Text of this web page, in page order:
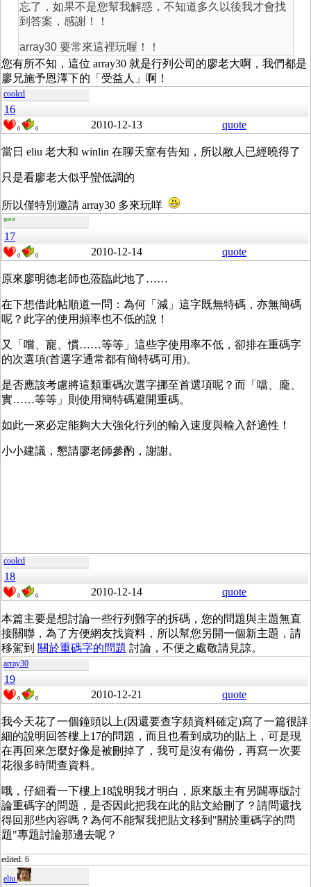
忘了，如果不是您幫我解惑，不知道多久以後我才會找
到答案，感謝！！
array30 要常來這裡玩喔！！
您有所不知，這位 array30 就是行列公司的廖老大啊，我們都是
廖兄施予恩澤下的「受益人」啊！
coolcd
16
0 0 2010-12-13 quote
當日 eliu 老大和 winlin 在聊天室有告知，所以敝人已經曉得了
只是看廖老大似乎蠻低調的
所以僅特別邀請 array30 多來玩咩
guest
17
0 0 2010-12-14 quote
原來廖明德老師也蒞臨此地了……
在下想借此帖順道一問：為何「減」這字既無特碼，亦無簡碼
呢？此字的使用頻率也不低的說！
又「嚐、寵、慣……等等」這些字使用率不低，卻排在重碼字
的次選項(首選字通常都有簡特碼可用)。
是否應該考慮將這類重碼次選字挪至首選項呢？而「噹、龐、
實……等等」則使用簡特碼避開重碼。
如此一來必定能夠大大強化行列的輸入速度與輸入舒適性！
小小建議，懇請廖老師參酌，謝謝。
coolcd
18
0 0 2010-12-14 quote
本篇主要是想討論一些行列難字的拆碼，您的問題與主題無直
接關聯，為了方便網友找資料，所以幫您另開一個新主題，請
移駕到 關於重碼字的問題 討論，不便之處敬請見諒。
array30
19
0 0 2010-12-21 quote
我今天花了一個鐘頭以上(因還要查字頻資料確定)寫了一篇很詳
細的說明回答樓上17的問題，而且也看到成功的貼上，可是現
在再回來怎麼好像是被刪掉了，我可是沒有備份，再寫一次要
花很多時間查資料。
哦，仔細看一下樓上18說明我才明白，原來版主有另闢專版討
論重碼字的問題，是否因此把我在此的貼文給刪了？請問還找
得回那些內容嗎？為何不能幫我把貼文移到"關於重碼字的問
題"專題討論那邊去呢？
edited: 6
eliu